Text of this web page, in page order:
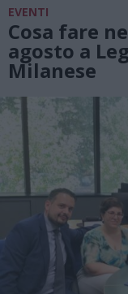
EVENTI
Cosa fare
agosto a
Milanese